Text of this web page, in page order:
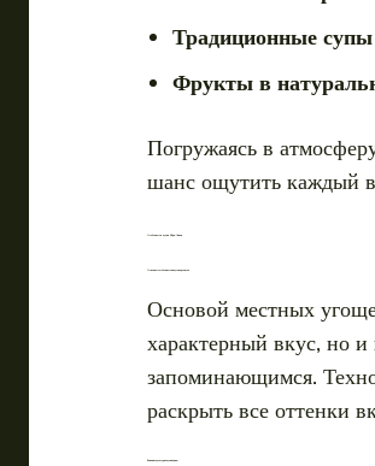
Традиционные
Фрукты в
Погружаясь в
шанс ощутить каждый
Особенности кухни Шри-Ланки
Основные особенности вкуса и ароматов
Основой местных
характерный вкус, но
запоминающимся.
раскрыть все оттенки
Влияние культур на кулинарию